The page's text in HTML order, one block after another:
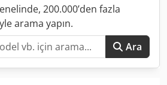
200.000’den fazla
arama yapın.
Ara